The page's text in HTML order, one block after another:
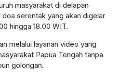
masyarakat di delapan
serentak yang akan digelar
hingga 18.00 WIT.
melalui layanan video yang
Papua Tengah tanpa
golongan.